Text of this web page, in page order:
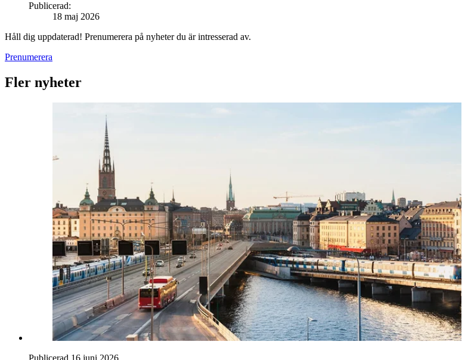
Publicerad:
18 maj 2026
Håll dig uppdaterad! Prenumerera på nyheter du är intresserad av.
Prenumerera
Fler nyheter